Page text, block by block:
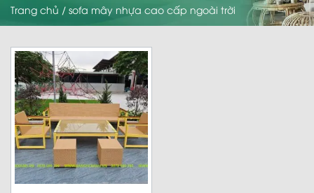
Trang chủ / sofa mây nhựa cao cấp ngoài trời